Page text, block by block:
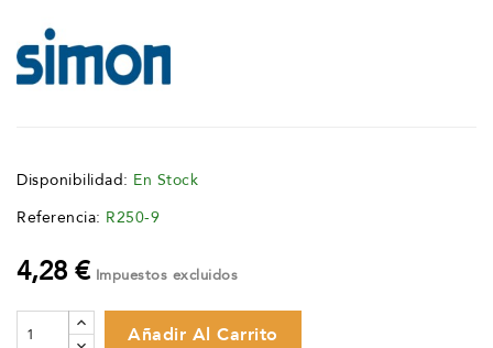
Disponibilidad: En Stock
Referencia: R250-9
4,28 € Impuestos excluidos
Añadir Al Carrito